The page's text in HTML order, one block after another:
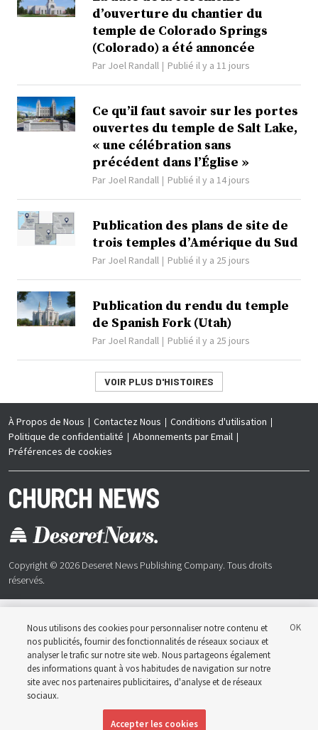
d’ouverture du chantier du
temple de Colorado Springs
(Colorado) a été annoncée
Par Joel Randall Publié il y a 11 jours
Ce qu’il faut savoir sur les portes
ouvertes du temple de Salt Lake,
« une célébration sans
précédent dans l’Église »
Par Joel Randall Publié il y a 14 jours
Publication des plans de site de
trois temples d’Amérique du Sud
Par Joel Randall Publié il y a 25 jours
Publication du rendu du temple
de Spanish Fork (Utah)
Par Joel Randall Publié il y a 25 jours
VOIR PLUS D'HISTOIRES
À Propos de Nous Contactez Nous
Conditions d'utilisation
Politique de confidentialité
Abonnements par Email
Préférences de cookies
Copyright © 2026 Deseret News Publishing Company. Tous droits
réservés.
Church News est une publication officielle de l’Église de
Jésus-Christ des Saints des Derniers Jours. Publié
conjointement par Deseret News et l’Église de Jésus-
Christ des Saints des Derniers Jours, son contenu
soutient les doctrines, les principes et les pratiques de
Nous utilisons des cookies pour personnaliser notre contenu et
nos publicités, fournir des fonctionnalités de réseaux sociaux et
analyser le trafic sur notre site web. Nous partageons également
des informations quant à vos habitudes de navigation sur notre
site avec nos partenaires publicitaires, d'analyse et de réseaux
sociaux.
Accepter les cookies